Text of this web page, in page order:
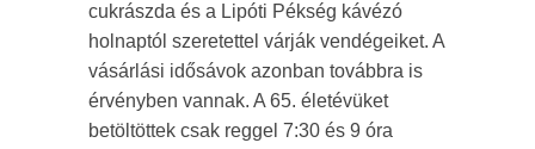
cukrászda és a Lipóti Pékség kávézó
holnaptól szeretettel várják vendégeiket. A
vásárlási idősávok azonban továbbra is
érvényben vannak. A 65. életévüket
betöltöttek csak reggel 7:30 és 9 óra